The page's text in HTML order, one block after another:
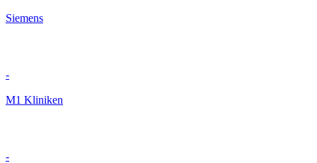
Siemens
-
M1 Kliniken
-